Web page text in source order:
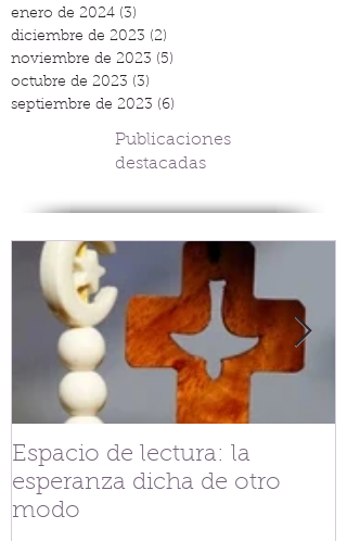
enero de 2024 (3)
diciembre de 2023 (2)
noviembre de 2023 (5)
octubre de 2023 (3)
septiembre de 2023 (6)
Publicaciones
destacadas
Espacio de lectura: la
esperanza dicha de otro
modo